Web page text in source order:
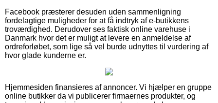
Facebook præsterer desuden uden sammenligning
fordelagtige muligheder for at få indtryk af e-butikkens
troværdighed. Derudover ses faktisk online varehuse i
Danmark hvor det er muligt at levere en anmeldelse af
ordreforløbet, som lige så vel burde udnyttes til vurdering af
hvor glade kunderne er.
Hjemmesiden finansieres af annoncer. Vi hjælper en gruppe
online butikker da vi publicerer firmaernes produkter, og